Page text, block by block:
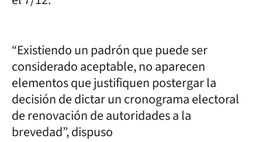
“Existiendo un padrón que puede ser
considerado aceptable, no aparecen
elementos que justifiquen postergar la
decisión de dictar un cronograma electoral
de renovación de autoridades a la
brevedad”, dispuso